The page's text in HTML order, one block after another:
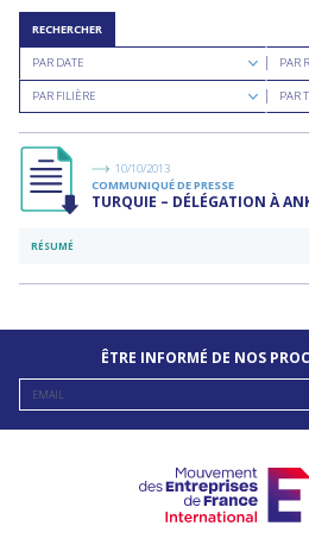
RECHERCHER
Rechercher
par
date
PAR DATE
par
région
PAR
Rechercher
parPAR FILIÈRE
parPAR
10/10/2013
COMMUNIQUÉ DE PRESSE
TURQUIE – DÉLÉGATION À
RÉSUMÉ
ÊTRE INFORMÉ DE NOS